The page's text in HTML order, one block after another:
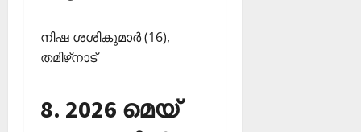
നിഷ ശശികുമാര്‍ (16),
തമിഴ്‌നാട്‌
8. 2026 മെയ്